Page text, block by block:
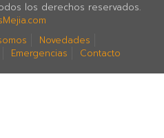
los derechos reservados.
Novedades
Emergencias Contacto